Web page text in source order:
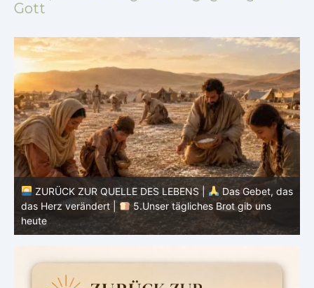
Gott
ZURÜCK ZUR QUELLE DES LEBENS |
Das Gebet, das
das Herz verändert |
4.Dein Wille geschehe